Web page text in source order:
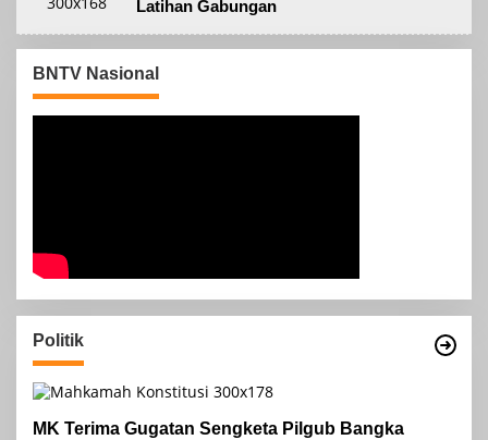
Latihan Gabungan
BNTV Nasional
Politik
MK Terima Gugatan Sengketa Pilgub Bangka